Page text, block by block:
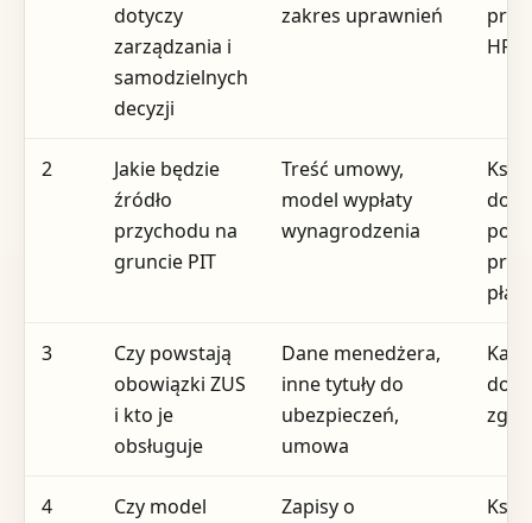
dotyczy
zarządzania i
samodzielnych
decyzji
zakres uprawnień
HR
2
Jakie będzie
źródło
przychodu na
gruncie PIT
Treść umowy,
model wypłaty
wynagrodzenia
3
Czy powstają
obowiązki ZUS
i kto je
obsługuje
Dane menedżera,
inne tytuły do
ubezpieczeń,
umowa
4
Czy model
Zapisy o